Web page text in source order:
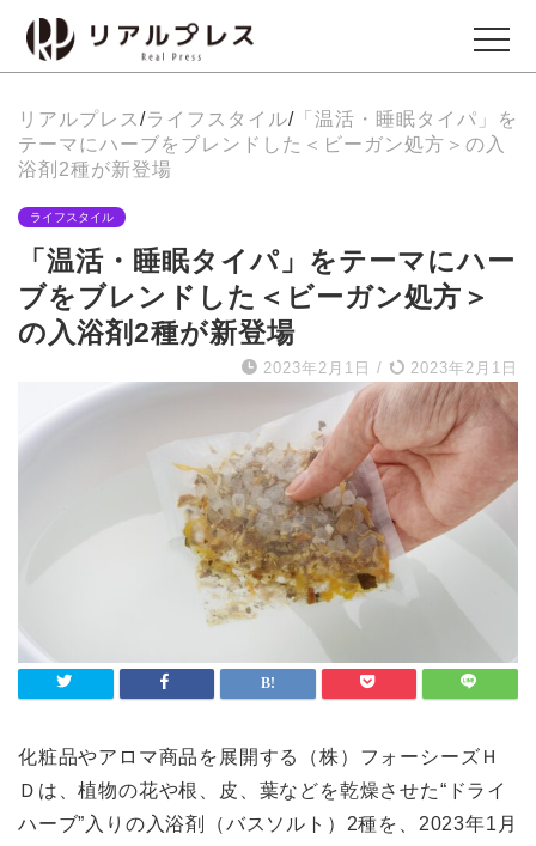
ビジネス
エンタメ
Entertainment
イベント
Events
グルメ
Gourmet
ライフスタイル
Lifestyle
リアルプレス /ライフスタイル/ 「温活・睡眠タイパ」を
テーマにハーブをブレンドした＜ビーガン処方＞の入
浴剤2種が新登場
ライフスタイル
「温活・睡眠タイパ」をテーマにハー
ブをブレンドした＜ビーガン処方＞
の入浴剤2種が新登場
2023年2月1日 / 2023年2月1日
化粧品やアロマ商品を展開する（株）フォーシーズＨ
Ｄは、植物の花や根、皮、葉などを乾燥させた“ドライ
ハーブ”入りの入浴剤（バスソルト）2種を、2023年1月